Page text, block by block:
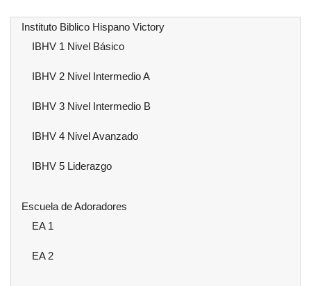
Instituto Biblico Hispano Victory
IBHV 1 Nivel Básico
IBHV 2 Nivel Intermedio A
IBHV 3 Nivel Intermedio B
IBHV 4 Nivel Avanzado
IBHV 5 Liderazgo
Escuela de Adoradores
EA 1
EA 2